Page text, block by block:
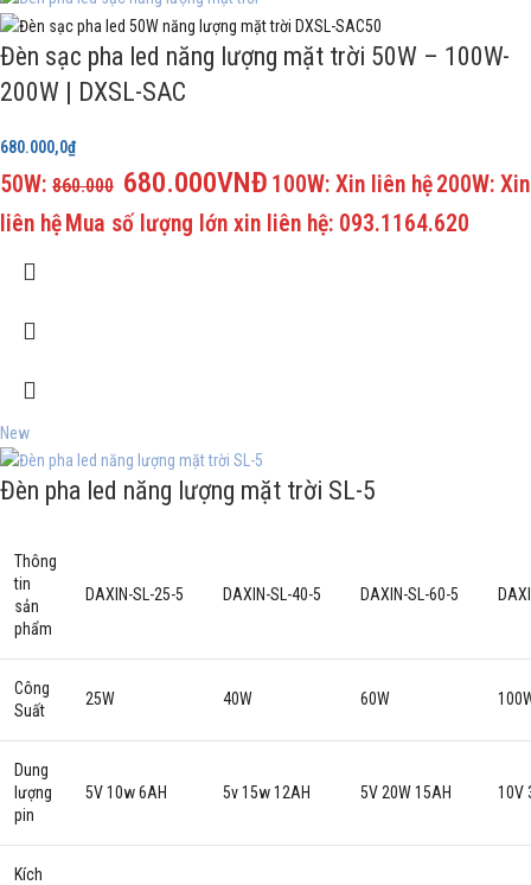
Đèn sạc pha led năng lượng mặt trời 50W – 100W-
200W | DXSL-SAC
680.000,0₫
50W: 860.000 680.000VNĐ 100W: Xin liên hệ200W: Xin
liên hệMua số lượng lớn xin liên hệ: 093.1164.620
New
Đèn pha led năng lượng mặt trời SL-5
Thông
tin
sản
phẩm
DAXIN-SL-25-5 DAXIN-SL-40-5 DAXIN-SL-60-5
Công
Suất
25W 40W 60W
Dung
lượng
pin
5V 10w 6AH 5v 15w 12AH 5V 20W 15AH 10V
Kích